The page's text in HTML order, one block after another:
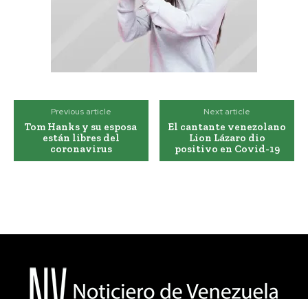
Previous article
Tom Hanks y su esposa
están libres del
coronavirus
Next article
El cantante venezolano
Lion Lázaro dio
positivo en Covid-19